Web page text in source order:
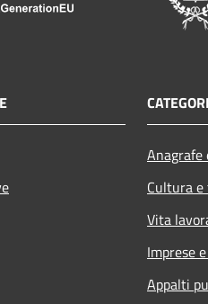
Cultura
Vita
Imprese
Appalti